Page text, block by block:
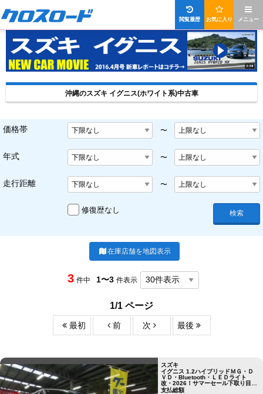
メニュー
お気に入り
閲覧履歴
沖縄のスズキ イグニス(ホワイト系)中古車
価格帯 〜
年式 〜
走行距離 〜
修復歴なし 検索
在庫店舗を地図表示
3 件中 1〜3 件表示
1/1 ページ
最初 前 次 最後
スズキ
イグニス 1.2ハイブリッドＭＧ・Ｄ
ＶＤ・Bluetooth・ＬＥＤライト
改・2026！サマーセール下取り目玉
車！
支払総額